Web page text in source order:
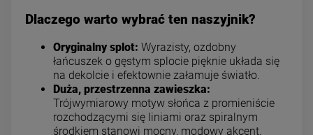
Dlaczego warto wybrać ten naszyjnik?
Oryginalny splot: Wyrazisty, ozdobny
łańcuszek o gęstym splocie pięknie układa się
na dekolcie i efektownie załamuje światło.
Duża, przestrzenna zawieszka:
Trójwymiarowy motyw słońca z promieniście
rozchodzącymi się liniami oraz spiralnym
środkiem stanowi mocny, modowy akcent.